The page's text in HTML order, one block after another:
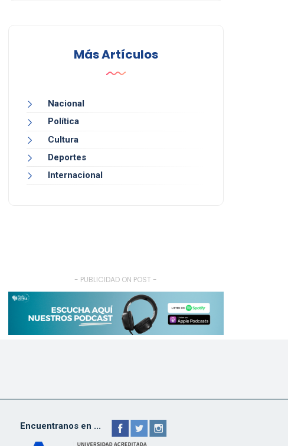
Más Artículos
Nacional
Política
Cultura
Deportes
Internacional
- PUBLICIDAD ON POST -
Encuentranos en ...